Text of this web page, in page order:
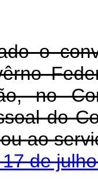
o
no
do
ao
de